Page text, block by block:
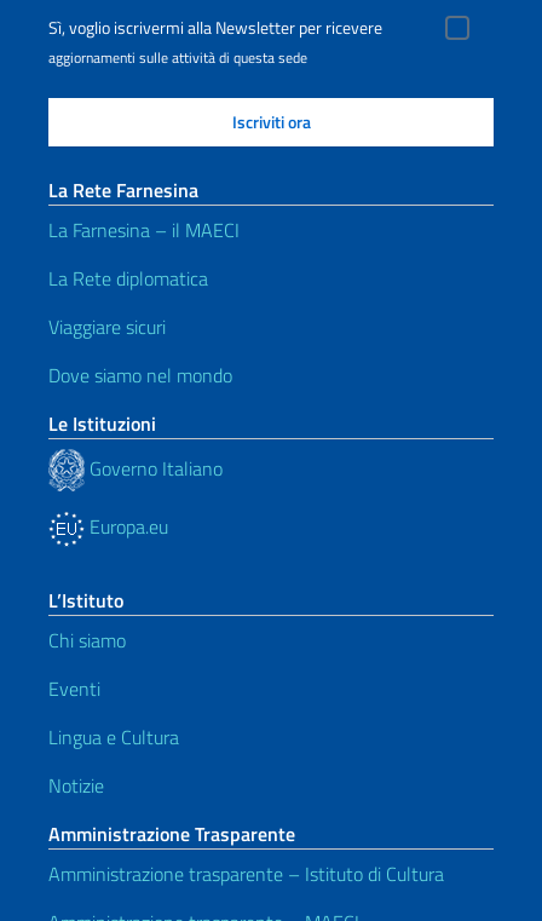
Sì, voglio iscrivermi alla Newsletter per ricevere
aggiornamenti sulle attività di questa sede
La Rete Farnesina
La Farnesina – il MAECI
La Rete diplomatica
Viaggiare sicuri
Dove siamo nel mondo
Le Istituzioni
Governo Italiano
Europa.eu
L’Istituto
Chi siamo
Eventi
Lingua e Cultura
Notizie
Amministrazione Trasparente
Amministrazione trasparente – Istituto di Cultura